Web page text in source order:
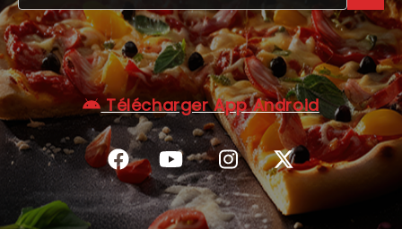
C.G.V
Télécharger App Android